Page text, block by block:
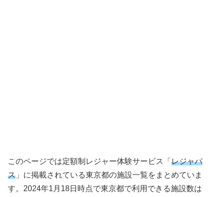
このページでは定額制レジャー体験サービス「 レジャパ
ス 」に掲載されている東京都の施設一覧をまとめていま
す。2024年1月18日時点で東京都で利用できる施設数は